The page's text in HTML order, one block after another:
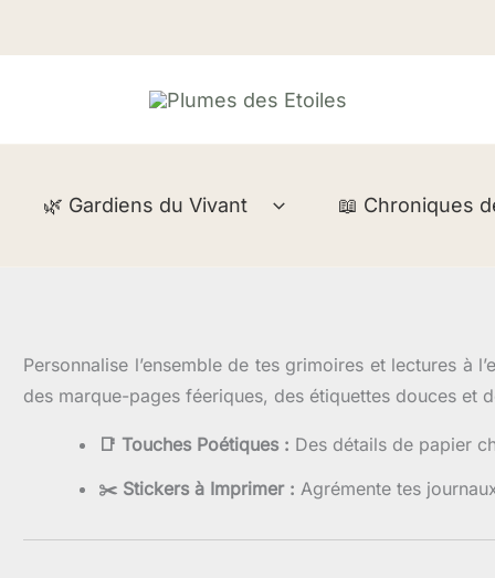
🌿 Gardiens du Vivant 📖 Chroniques
Personnalise l’ensemble de tes grimoires et lectures à
des marque-pages féeriques, des étiquettes douces et
📑 Touches Poétiques : Des détails de papier
✂️ Stickers à Imprimer : Agrémente tes